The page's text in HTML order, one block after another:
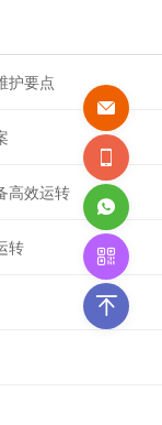
护要点
高效运转
转